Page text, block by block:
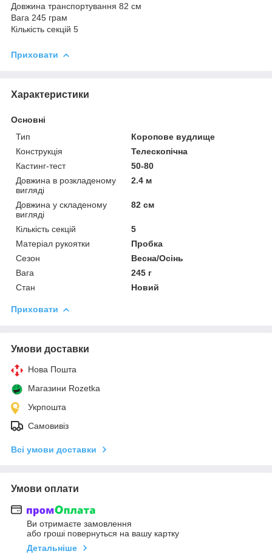
Довжина транспортування 82 см
Вага 245 грам
Кількість секцій 5
Приховати
Характеристики
Основні
Тип
Коропове вудлище
Конструкція
Телескопічна
Кастинг-тест
50-80
Довжина в розкладеному
вигляді
2.4 м
Довжина у складеному
вигляді
82 см
Кількість секцій
5
Матеріал рукоятки
Пробка
Сезон
Весна/Осінь
Вага
245 г
Стан
Новий
Приховати
Умови доставки
Нова Пошта
Магазини Rozetka
Укрпошта
Самовивіз
Всі умови доставки
Умови оплати
Ви отримаєте замовлення
або гроші повернуться на вашу картку
Детальніше